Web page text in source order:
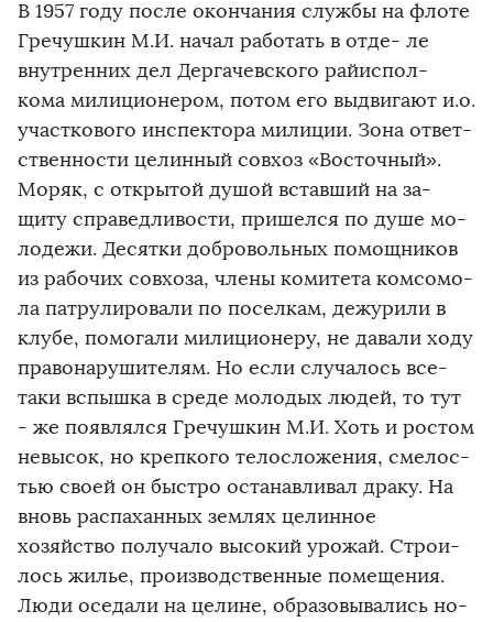
В 1957 году после окончания службы на флоте
Гречушкин М.И. начал работать в отде- ле
внутренних дел Дергачевского райиспол-
кома милиционером, потом его выдвигают и.о.
участкового инспектора милиции. Зона ответ-
ственности целинный совхоз «Восточный».
Моряк, с открытой душой вставший на за-
щиту справедливости, пришелся по душе мо-
лодежи. Десятки добровольных помощников
из рабочих совхоза, члены комитета комсомо-
ла патрулировали по поселкам, дежурили в
клубе, помогали милиционеру, не давали ходу
правонарушителям. Но если случалось все-
таки вспышка в среде молодых людей, то тут
- же появлялся Гречушкин М.И. Хоть и ростом
невысок, но крепкого телосложения, смелос-
тью своей он быстро останавливал драку. На
вновь распаханных землях целинное
хозяйство получало высокий урожай. Строи-
лось жилье, производственные помещения.
Люди оседали на целине, образовывались но-